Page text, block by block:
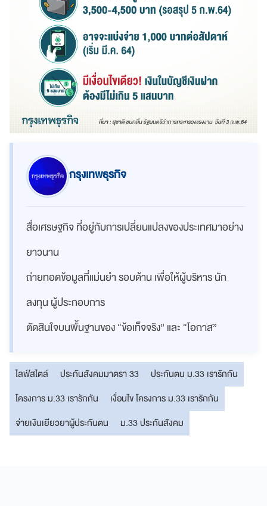
กรุงเทพธุรกิจ
สื่อเศรษฐกิจ ที่อยู่กับการเปลี่ยนแปลงของประเทศมาอย่าง
ยาวนาน
ถ่ายทอดข้อมูลที่แม่นยำ รอบด้าน เพื่อให้ผู้บริหาร นัก
ลงทุน ผู้ประกอบการ
ตัดสินใจบนพื้นฐานของ “ข้อเท็จจริง” และ “โอกาส”
ไลฟ์สไตล์ ประกันสังคมมาตรา 33
ประกันตน ม.33 เรารักกัน
โครงการ ม.33 เรารักกัน
เงื่อนไข โครงการ ม.33 เรารักกัน
จ่ายเงินเยียวยาผู้ประกันตน
ม.33 ประกันสังคม